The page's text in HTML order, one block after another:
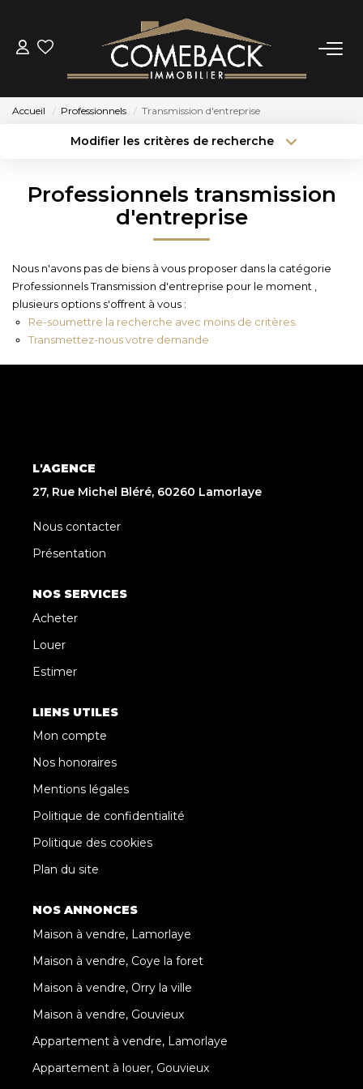
ACHETER
NOTRE AGENCE
BIENS VENDUS
CONTACT
Accueil Professionnels Transmission d'entreprise
Modifier les critères de recherche
Type de bien
Surface min
Créer une alerte
Professionnels transmission
d'entreprise
Nous n'avons pas de biens à vous proposer dans la catégorie
Professionnels Transmission d'entreprise pour le moment ,
plusieurs options s'offrent à vous :
Re-soumettre la recherche avec moins de critères.
Transmettez-nous votre demande
L'AGENCE
27, Rue Michel Bléré, 60260 Lamorlaye
Nous contacter
Présentation
NOS SERVICES
Acheter
Louer
Estimer
LIENS UTILES
Mon compte
Nos honoraires
Mentions légales
Politique de confidentialité
Politique des cookies
Plan du site
NOS ANNONCES
Maison à vendre, Lamorlaye
Maison à vendre, Coye la foret
Maison à vendre, Orry la ville
Maison à vendre, Gouvieux
Appartement à vendre, Lamorlaye
Appartement à louer, Gouvieux